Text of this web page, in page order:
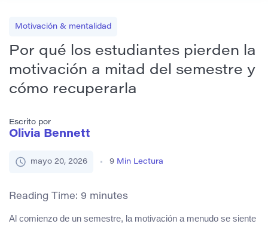
Motivación & mentalidad
Por qué los estudiantes pierden la
motivación a mitad del semestre y
cómo recuperarla
Escrito por
Olivia Bennett
mayo 20, 2026 9 Min Lectura
Reading Time: 9 minutes
Al comienzo de un semestre, la motivación a menudo se siente